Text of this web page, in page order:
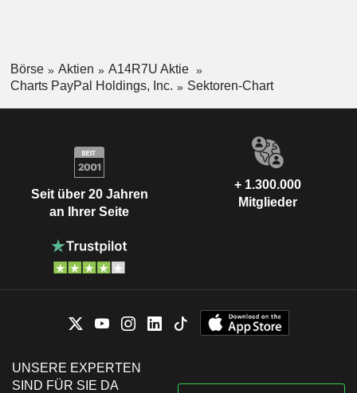
Börse Aktien
A14R7U Aktie
Charts PayPal Holdings, Inc.
Sektoren-Chart
Seit über 20 Jahren
an Ihrer Seite
+ 1.300.000
Mitglieder
UNSERE EXPERTEN
SIND FÜR SIE DA